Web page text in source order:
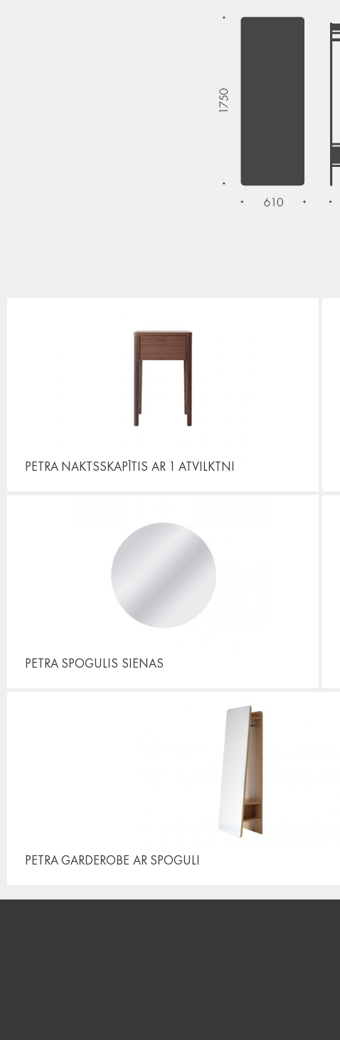
PETRA NAKTSSKAPĪTIS AR 1 ATVILKTNI
PETRA SPOGULIS SIENAS
PETRA GARDEROBE AR SPOGULI